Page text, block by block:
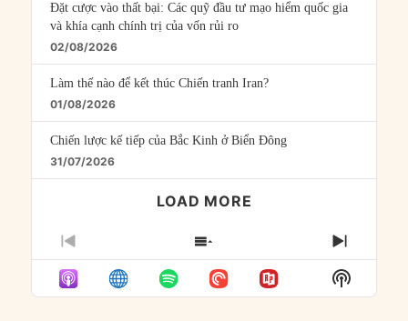
Đặt cược vào thất bại: Các quỹ đầu tư mạo hiểm quốc gia
và khía cạnh chính trị của vốn rủi ro
02/08/2026
Làm thế nào để kết thúc Chiến tranh Iran?
01/08/2026
Chiến lược kế tiếp của Bắc Kinh ở Biển Đông
31/07/2026
LOAD MORE
PREVIOUS
EPISODE
SHOW
EPISODES
LIST
NEXT
Show
Podcast